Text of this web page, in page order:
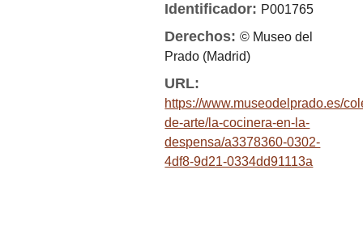
Identificador: P001765
Derechos:© Museo del
Prado (Madrid)
URL:
https://www.museodelprado.es/
de-arte/la-cocinera-en-la-
despensa/a3378360-0302-
4df8-9d21-0334dd91113a